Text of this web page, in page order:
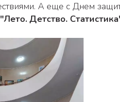
"Лето. Детство.